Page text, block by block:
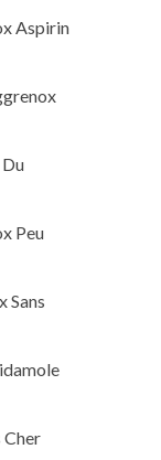
Aspirin
Peu
Sans
Cher